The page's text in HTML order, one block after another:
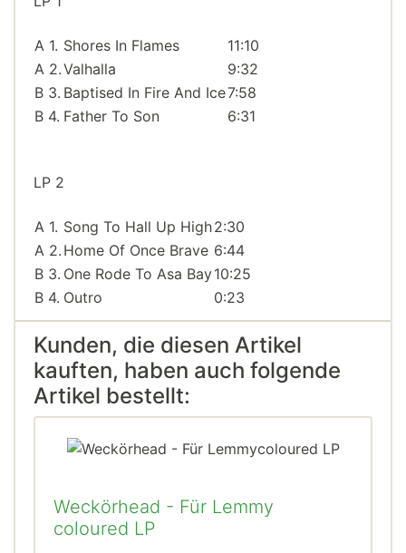
A 1. Shores In Flames
11:10
A 2.Valhalla
9:32
B 3. Baptised In Fire And Ice7:58
B 4. Father To Son 6:31
LP 2
A 1. Song To Hall Up High2:30
A 2. Home Of Once Brave 6:44
B 3. One Rode To Asa Bay10:25
B 4. Outro 0:23
Kunden, die diesen Artikel
kauften, haben auch folgende
Artikel bestellt:
Weckörhead - Für Lemmy
coloured LP